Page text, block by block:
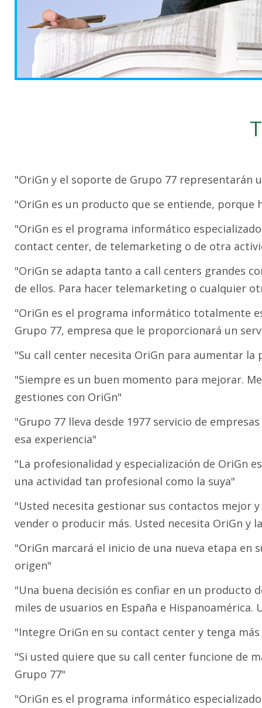
"OriGn y el soporte de Grupo 77
"OriGn es un producto que se entiende, porque
"OriGn es el programa informático
contact center, de telemarketing o de otra
"OriGn se adapta tanto a call centers grandes
de ellos. Para hacer telemarketing o cualquier
"OriGn es el programa informático totalmente
Grupo 77, empresa que le proporcionará un
"Su call center necesita OriGn para aumentar
"Siempre es un buen momento para mejorar.
gestiones con OriGn"
"Grupo 77 lleva desde 1977 servicio de
esa experiencia"
"La profesionalidad y especialización de OriGn
una actividad tan profesional como la suya"
"Usted necesita gestionar sus contactos mejor
vender o producir más. Usted necesita OriGn y
"OriGn marcará el inicio de una nueva etapa en
origen"
"Una buena decisión es confiar en un producto
miles de usuarios en España e Hispanoamérica.
"Integre OriGn en su contact center y tenga
"Si usted quiere que su call center funcione de
Grupo 77"
"OriGn es el programa informático